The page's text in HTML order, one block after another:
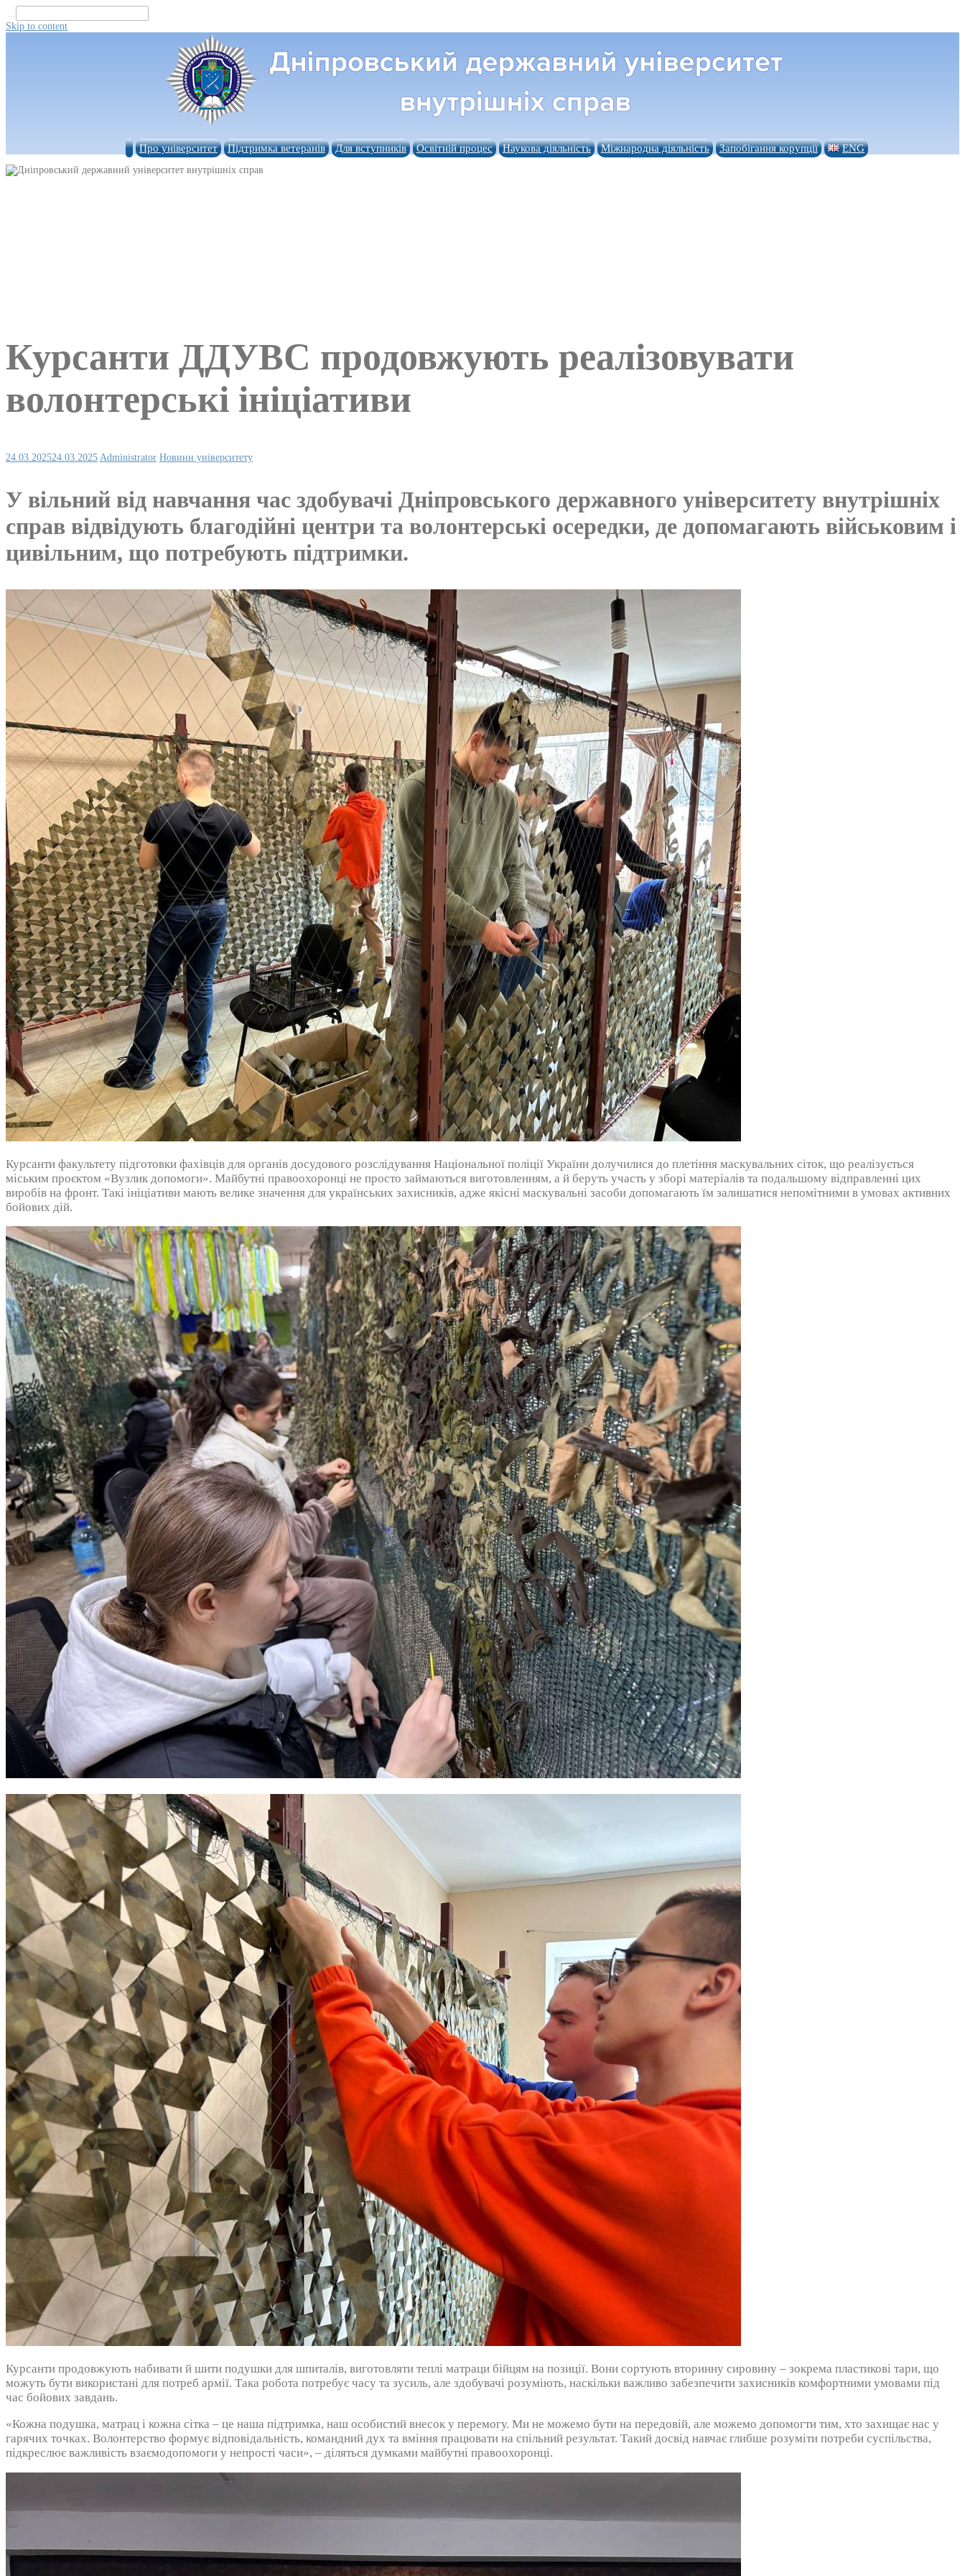
...
Skip to content
Про університет Підтримка ветеранів Для вступників Освітній процес Наукова діяльність Міжнародна діяльність Запобігання корупції ENG
Курсанти ДДУВС продовжують реалізовувати
волонтерські ініціативи
24.03.202524.03.2025 Administrator Новини університету
У вільний від навчання час здобувачі Дніпровського державного університету внутрішніх
справ відвідують благодійні центри та волонтерські осередки, де допомагають військовим і
цивільним, що потребують підтримки.
Курсанти факультету підготовки фахівців для органів досудового розслідування Національної поліції України долучилися до плетіння маскувальних сіток, що реалізується
міським проєктом «Вузлик допомоги». Майбутні правоохоронці не просто займаються виготовленням, а й беруть участь у зборі матеріалів та подальшому відправленні цих
виробів на фронт. Такі ініціативи мають велике значення для українських захисників, адже якісні маскувальні засоби допомагають їм залишатися непомітними в умовах активних
бойових дій.
Курсанти продовжують набивати й шити подушки для шпиталів, виготовляти теплі матраци бійцям на позиції. Вони сортують вторинну сировину – зокрема пластикові тари, що
можуть бути використані для потреб армії. Така робота потребує часу та зусиль, але здобувачі розуміють, наскільки важливо забезпечити захисників комфортними умовами під
час бойових завдань.
«Кожна подушка, матрац і кожна сітка – це наша підтримка, наш особистий внесок у перемогу. Ми не можемо бути на передовій, але можемо допомогти тим, хто захищає нас у
гарячих точках. Волонтерство формує відповідальність, командний дух та вміння працювати на спільний результат. Такий досвід навчає глибше розуміти потреби суспільства,
підкреслює важливість взаємодопомоги у непрості часи», – діляться думками майбутні правоохоронці.